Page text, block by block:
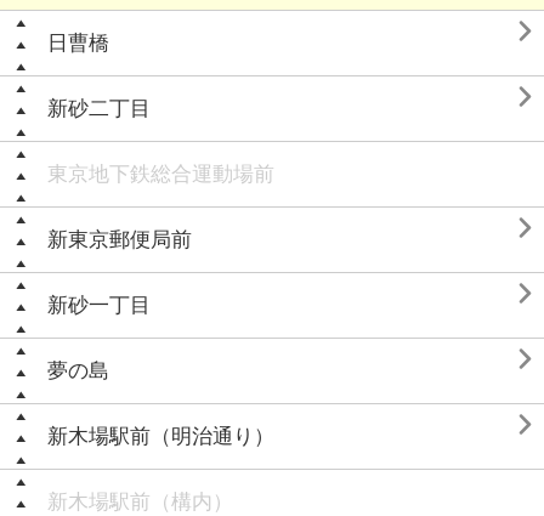
日曹橋 
新砂二丁目 
東京地下鉄総合運動場前
新東京郵便局前 
新砂一丁目 
夢の島 
新木場駅前（明治通り） 
新木場駅前（構内）